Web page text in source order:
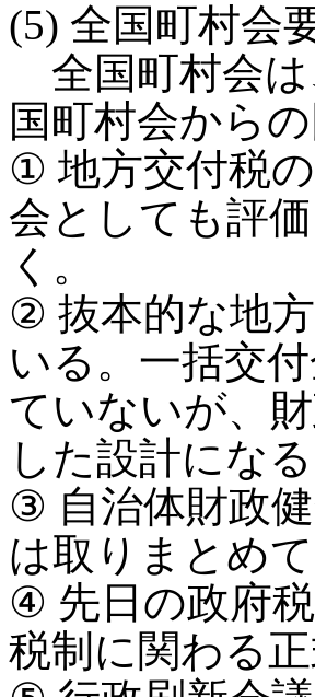
(5) 全国町村会
全国町村会は
国町村会から
① 地方交付税
会としても評
く。
② 抜本的な地
いる。一括交
ていないが、
した設計にな
③ 自治体財政
は取りまとめ
④ 先日の政府
税制に関わる